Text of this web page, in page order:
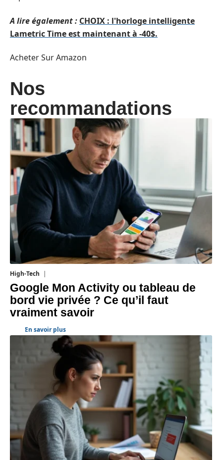
A lire également : CHOIX : l'horloge intelligente
Lametric Time est maintenant à -40$.
Acheter Sur Amazon
Nos
recommandations
High-Tech
Google Mon Activity ou tableau de
bord vie privée ? Ce qu’il faut
vraiment savoir
En savoir plus